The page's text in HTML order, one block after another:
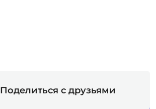
Поделиться с друзьями